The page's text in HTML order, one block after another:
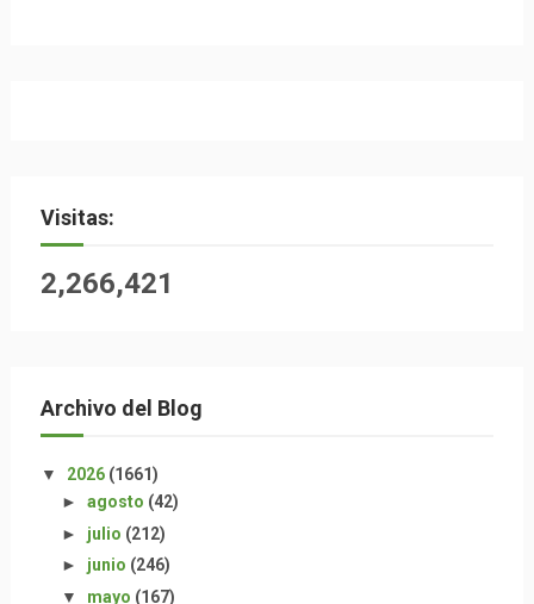
Visitas:
2,266,421
Archivo del Blog
▼ 2026 (1661)
► agosto (42)
► julio (212)
► junio (246)
▼ mayo (167)